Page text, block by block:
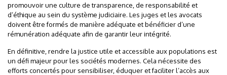
promouvoir une culture de transparence, de responsabilité et
d’éthique au sein du système judiciaire. Les juges et les avocats
doivent être formés de manière adéquate et bénéficier d’une
rémunération adéquate afin de garantir leur intégrité.
En définitive, rendre la justice utile et accessible aux populations est
un défi majeur pour les sociétés modernes. Cela nécessite des
efforts concertés pour sensibiliser, éduquer et faciliter l’accès aux